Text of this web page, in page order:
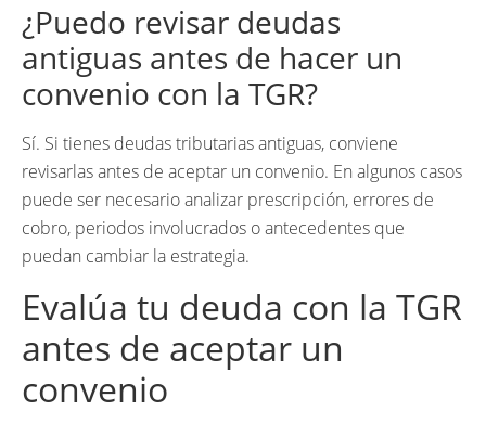
¿Puedo revisar deudas
antiguas antes de hacer un
convenio con la TGR?
Sí. Si tienes deudas tributarias antiguas, conviene
revisarlas antes de aceptar un convenio. En algunos casos
puede ser necesario analizar prescripción, errores de
cobro, periodos involucrados o antecedentes que
puedan cambiar la estrategia.
Evalúa tu deuda con la TGR
antes de aceptar un
convenio